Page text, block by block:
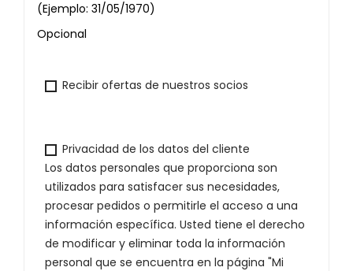
(Ejemplo: 31/05/1970)
Opcional
Recibir ofertas de nuestros socios
Privacidad de los datos del cliente
Los datos personales que proporciona son
utilizados para satisfacer sus necesidades,
procesar pedidos o permitirle el acceso a una
información específica. Usted tiene el derecho
de modificar y eliminar toda la información
personal que se encuentra en la página "Mi